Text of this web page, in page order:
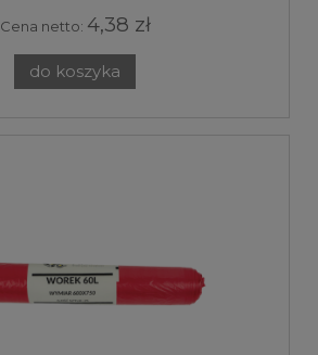
Cena netto: 4,38 zł
do koszyka